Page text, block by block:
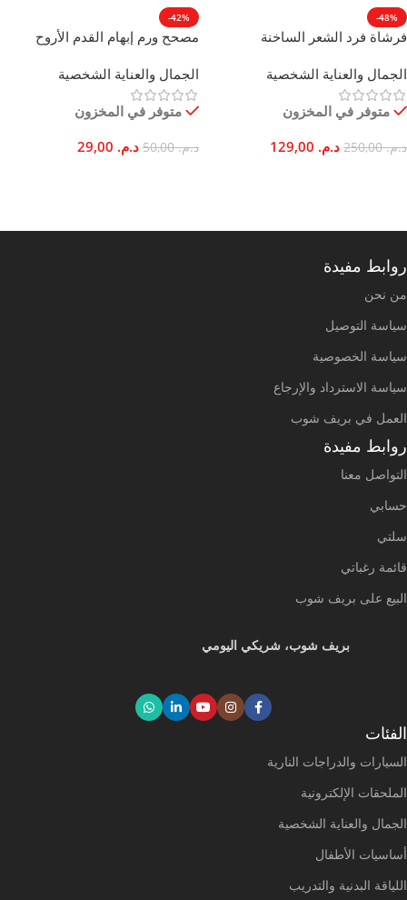
-48%
فرشاة فرد الشعر الساخنة
وشاشة LCD
الجمال والعناية الشخصية
متوفر في المخزون
د.م.250,00 د.م.
-42%
مصحح ورم إبهام القدم الأروح
الجمال والعناية الشخصية
متوفر في المخزون
د.م.50,00 د.م.
بريف شوب، شريكي اليومي
الفئات
السيارات والدراجات النارية
الملحقات الإلكترونية
الجمال والعناية الشخصية
أساسيات الأطفال
اللياقة البدنية والتدريب
روابط مفيدة
من نحن
سياسة التوصيل
سياسة الخصوصية
سياسة الاسترداد والإرجاع
العمل في بريف شوب
روابط مفيدة
التواصل معنا
حسابي
سلتي
قائمة رغباتي
البيع على بريف شوب